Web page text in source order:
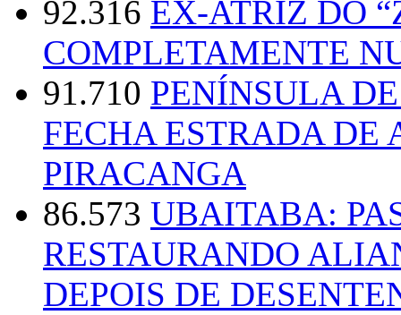
92.316 EX-ATRIZ DO
COMPLETAMENTE
91.710 PENÍNSULA
FECHA ESTRADA DE
PIRACANGA
86.573 UBAITABA:
RESTAURANDO
DEPOIS DE